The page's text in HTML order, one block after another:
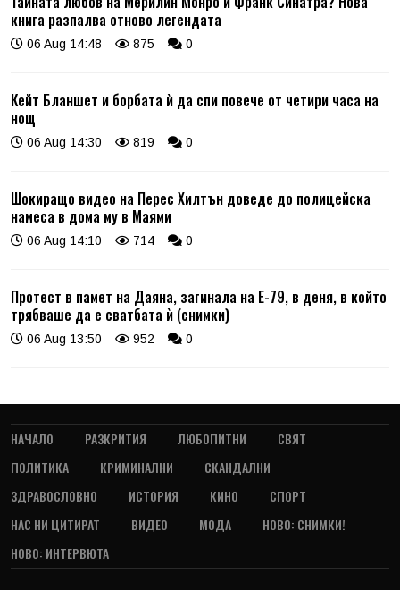
книга разпалва отново легендата
06 Aug 14:48 875 0
Кейт Бланшет и борбата ѝ да спи повече от четири часа на
нощ
06 Aug 14:30 819 0
Шокиращо видео на Перес Хилтън доведе до полицейска
намеса в дома му в Маями
06 Aug 14:10 714 0
Протест в памет на Даяна, загинала на Е-79, в деня, в който
трябваше да е сватбата ѝ (снимки)
06 Aug 13:50 952 0
НАЧАЛО РАЗКРИТИЯ ЛЮБОПИТНИ
СВЯТ
ПОЛИТИКА
КРИМИНАЛНИ
СКАНДАЛНИ
ЗДРАВОСЛОВНО
ИСТОРИЯ КИНО
СПОРТ
НАС НИ ЦИТИРАТ
ВИДЕО МОДА
НОВО: СНИМКИ!
НОВО: ИНТЕРВЮТА